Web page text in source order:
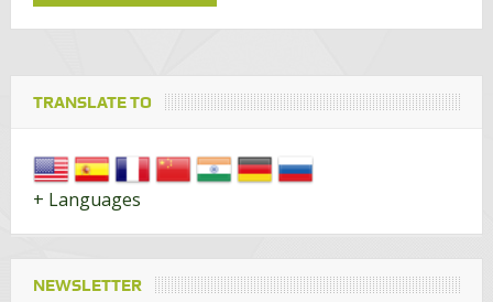
TRANSLATE TO
+ Languages
NEWSLETTER